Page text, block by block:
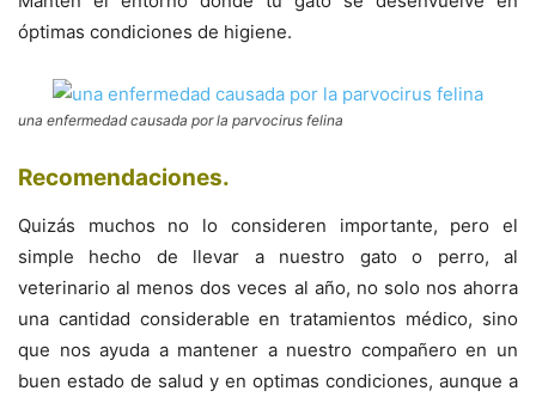
óptimas condiciones de higiene.
una enfermedad causada por la parvocirus felina
Recomendaciones.
Quizás muchos no lo consideren importante, pero el
simple hecho de llevar a nuestro gato o perro, al
veterinario al menos dos veces al año, no solo nos ahorra
una cantidad considerable en tratamientos médico, sino
que nos ayuda a mantener a nuestro compañero en un
buen estado de salud y en optimas condiciones, aunque a